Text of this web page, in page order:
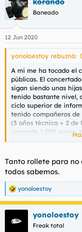
Baneado
12 Jun 2020
yonoloestoy rebuznó:
A mi me ha tocado el
públicas. El
sigan siendo unas
tenido bastante nivel,
ciclo superior de
tenido compañeros
(3 años técnica + 2
ganando 1.500 pavos.
Hay una cosa que no
que es muy bueno
a la hora de negociar
más.
RET y FOL sí que me
Por otra parte yo
parte de ser un
moderna, ésta tiene
social. Es decir, si
Tanto rollete para no
todos sabemos.
R
e
a
yonoloestoy
yonoloestoy
Freak total